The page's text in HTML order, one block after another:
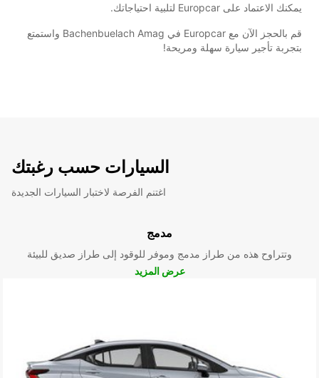
يمكنك الاعتماد على Europcar لتلبية احتياجاتك.
قم بالحجز الآن مع Europcar في Bachenbuelach Amag واستمتع
بتجربة تأجير سيارة سهلة ومريحة!
السيارات حسب رغبتك
اغتنم الفرصة لاختبار السيارات الجديدة
مدمج
وتتراوح هذه من طراز مدمج وموفر للوقود إلى طراز صديق للبيئة
عرض المزيد